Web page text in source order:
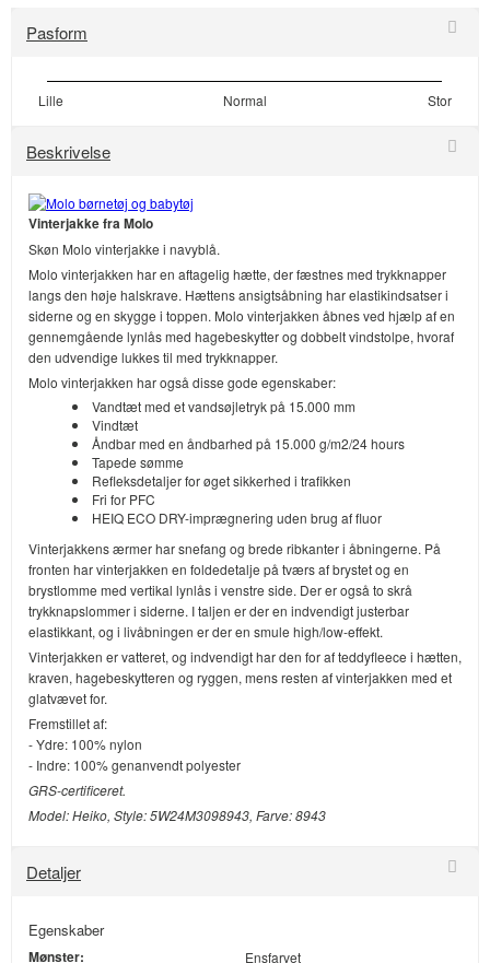
Pasform
Lille Normal Stor
Beskrivelse
Vinterjakke fra Molo
Skøn Molo vinterjakke i navyblå.
Molo vinterjakken har en aftagelig hætte, der fæstnes med trykknapper
langs den høje halskrave. Hættens ansigtsåbning har elastikindsatser i
siderne og en skygge i toppen. Molo vinterjakken åbnes ved hjælp af en
gennemgående lynlås med hagebeskytter og dobbelt vindstolpe, hvoraf
den udvendige lukkes til med trykknapper.
Molo vinterjakken har også disse gode egenskaber:
Vandtæt med et vandsøjletryk på 15.000 mm
Vindtæt
Åndbar med en åndbarhed på 15.000 g/m2/24 hours
Tapede sømme
Refleksdetaljer for øget sikkerhed i trafikken
Fri for PFC
HEIQ ECO DRY-imprægnering uden brug af fluor
Vinterjakkens ærmer har snefang og brede ribkanter i åbningerne. På
fronten har vinterjakken en foldedetalje på tværs af brystet og en
brystlomme med vertikal lynlås i venstre side. Der er også to skrå
trykknapslommer i siderne. I taljen er der en indvendigt justerbar
elastikkant, og i livåbningen er der en smule high/low-effekt.
Vinterjakken er vatteret, og indvendigt har den for af teddyfleece i hætten,
kraven, hagebeskytteren og ryggen, mens resten af vinterjakken med et
glatvævet for.
Fremstillet af:
- Ydre: 100% nylon
- Indre: 100% genanvendt polyester
GRS-certificeret.
Model: Heiko, Style: 5W24M3098943, Farve: 8943
Detaljer
Egenskaber
Mønster: Ensfarvet